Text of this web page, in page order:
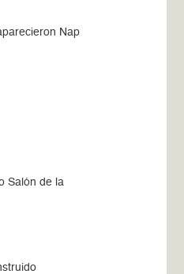
Nap
Salón de la